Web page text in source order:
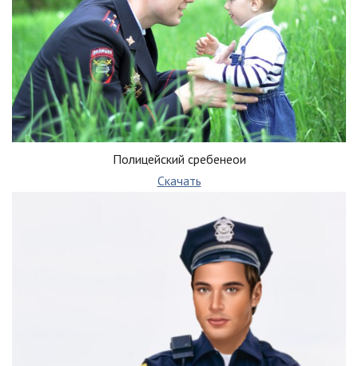
Полицейский сребенеои
Скачать